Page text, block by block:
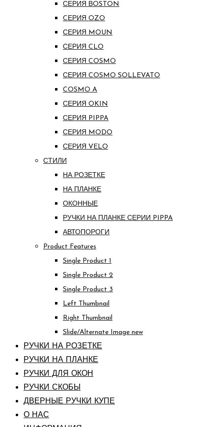
СЕРИЯ ВOSTON
CЕРИЯ OZO
СЕРИЯ MOUN
СЕРИЯ CLO
СЕРИЯ COSMO
СЕРИЯ COSMO SOLLEVATO
COSMO A
СЕРИЯ OKIN
СЕРИЯ PIPPA
СЕРИЯ MODO
СЕРИЯ VELO
СТИЛИ
НА РОЗЕТКЕ
НА ПЛАНКЕ
ОКОННЫЕ
РУЧКИ НА ПЛАНКЕ СЕРИИ PIPPA
АВТОПОРОГИ
Product Features
Single Product 1
Single Product 2
Single Product 3
Left Thumbnail
Right Thumbnail
Slide/Alternate Image new
РУЧКИ НА РОЗЕТКЕ
РУЧКИ НА ПЛАНКЕ
РУЧКИ ДЛЯ ОКОН
РУЧКИ СКОБЫ
ДВЕРНЫЕ РУЧКИ КУПЕ
О НАС